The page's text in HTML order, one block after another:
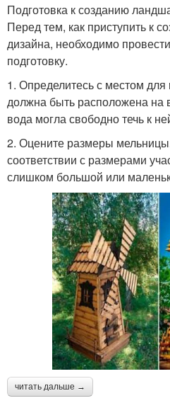
Подготовка к созданию
Перед тем, как приступить к
дизайна, необходимо
подготовку.
1. Определитесь с местом
должна быть расположена на
вода могла свободно течь к
2. Оцените размеры
соответствии с размерами
слишком большой или
читать дальше →